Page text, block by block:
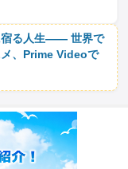
宿る人生―― 世界で
、Prime Videoで